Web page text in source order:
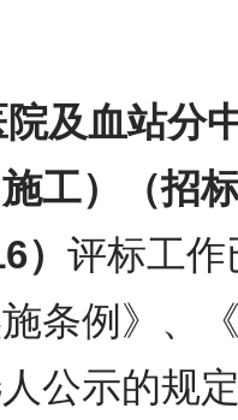
及血站分
工）（招
评标工作
条例》、
公示的规